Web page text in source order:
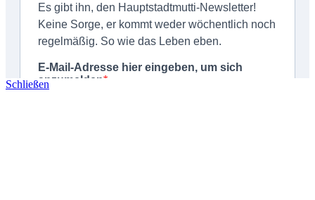
Schließen